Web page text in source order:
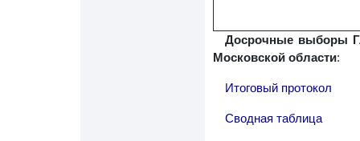
Досрочные выборы
Московской области:
Итоговый протокол
Сводная таблица